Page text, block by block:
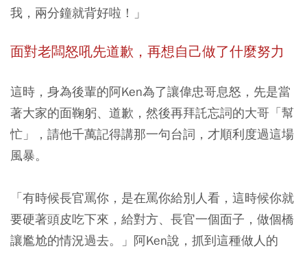
我，兩分鐘就背好啦！」
面對老闆怒吼先道歉，再想自己做了什麼努力
這時，身為後輩的阿Ken為了讓偉忠哥息怒，先是當
著大家的面鞠躬、道歉，然後再拜託忘詞的大哥「幫
忙」，請他千萬記得講那一句台詞，才順利度過這場
風暴。
「有時候長官罵你，是在罵你給別人看，這時候你就
要硬著頭皮吃下來，給對方、長官一個面子，做個橋
讓尷尬的情況過去。」阿Ken說，抓到這種做人的